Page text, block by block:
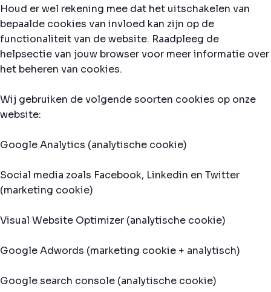
Houd er wel rekening mee dat het uitschakelen van
bepaalde cookies van invloed kan zijn op de
functionaliteit van de website. Raadpleeg de
helpsectie van jouw browser voor meer informatie over
het beheren van cookies.
Wij gebruiken de volgende soorten cookies op onze
website:
Google Analytics (analytische cookie)
Social media zoals Facebook, Linkedin en Twitter
(marketing cookie)
Visual Website Optimizer (analytische cookie)
Google Adwords (marketing cookie + analytisch)
Google search console (analytische cookie)